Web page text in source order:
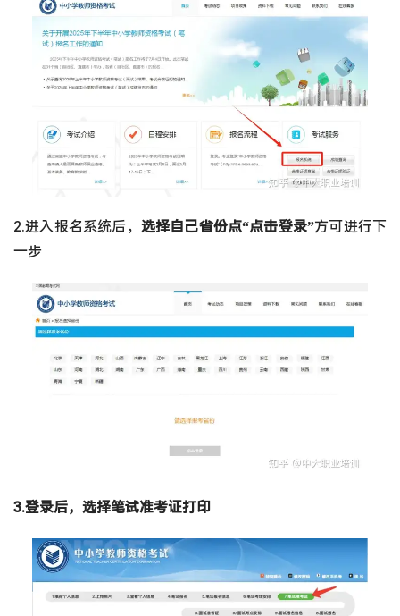
2.进入报名系统后， 选择自己省份点“点击登录”方可进行下
一步
3.登录后，选择笔试准考证打印